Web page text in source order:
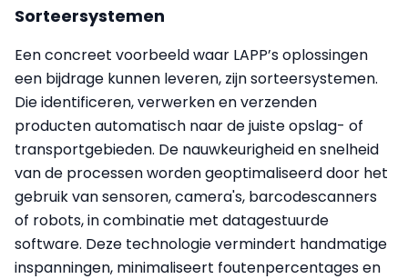
Sorteersystemen
Een concreet voorbeeld waar LAPP’s oplossingen
een bijdrage kunnen leveren, zijn sorteersystemen.
Die identificeren, verwerken en verzenden
producten automatisch naar de juiste opslag- of
transportgebieden. De nauwkeurigheid en snelheid
van de processen worden geoptimaliseerd door het
gebruik van sensoren, camera's, barcodescanners
of robots, in combinatie met datagestuurde
software. Deze technologie vermindert handmatige
inspanningen, minimaliseert foutenpercentages en